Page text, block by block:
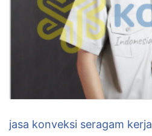
jasa konveksi seragam kerja